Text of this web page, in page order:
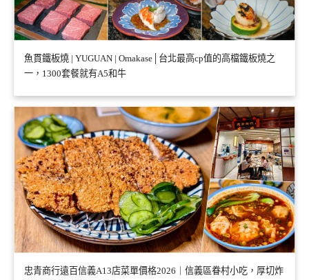
魚貫鐵板燒 | YUGUAN | Omakase│台北最高cp值的高檔鐵板燒之
一，1300套餐就有A5和牛
忠青商行遠百信義A13店菜單價格2026｜信義區眷村小吃，厚切炸